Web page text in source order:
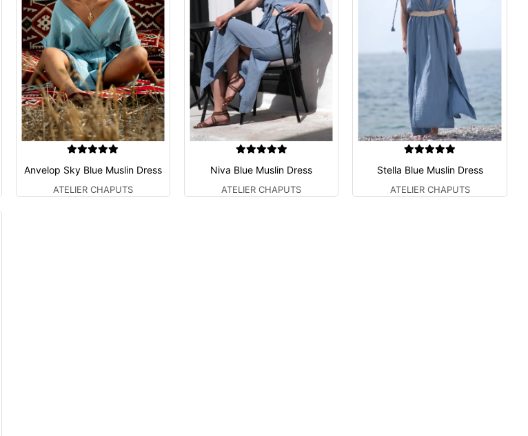
Anvelop Sky Blue Muslin Dress
ATELIER CHAPUTS
Niva Blue Muslin Dress
ATELIER CHAPUTS
Stella Blue Muslin Dress
ATELIER CHAPUTS